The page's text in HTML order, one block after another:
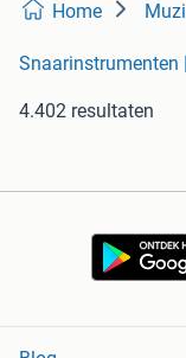
Home
Snaarinstrumenten
4.402 resultaten